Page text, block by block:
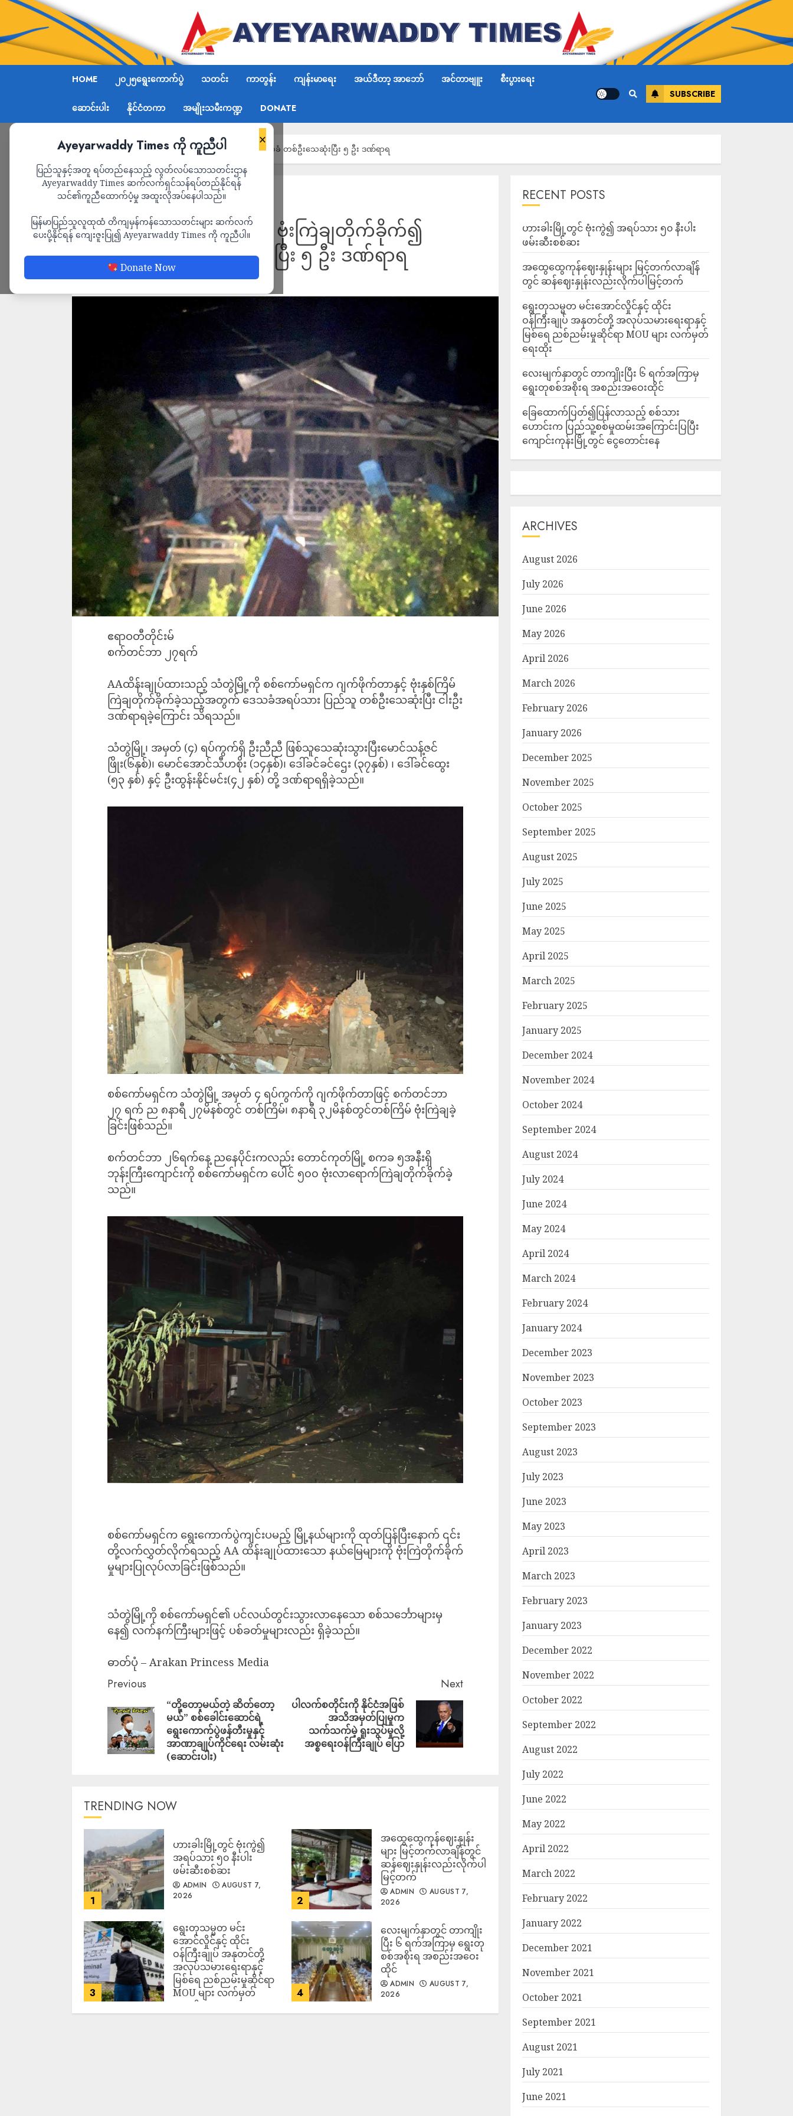
HOME ၂၀၂၅ရွေးကောက်ပွဲ သတင်း ကာတွန်း ကျန်းမာရေး အယ်ဒီတာ့ အာဘော် အင်တာဗျူး စီးပွားရေး
ဆောင်းပါး နိုင်ငံတကာ အမျိုးသမီးကဏ္ဍ DONATE
SUBSCRIBE
×
Ayeyarwaddy Times ကို ကူညီပါ
ပြည်သူနှင့်အတူ ရပ်တည်နေသည့် လွတ်လပ်သောသတင်းဌာန
Ayeyarwaddy Times ဆက်လက်ရှင်သန်ရပ်တည်နိုင်ရန်
သင်၏ကူညီထောက်ပံ့မှု အထူးလိုအပ်နေပါသည်။
မြန်မာပြည်သူလူထုထံ တိကျမှန်ကန်သောသတင်းများ ဆက်လက်
ပေးပို့နိုင်ရန် ကျေးဇူးပြု၍ Ayeyarwaddy Times ကို ကူညီပါ။
Donate Now
Home ‎သံတွဲကို စစ်ကော်မရှင် ဗုံးကြဲချတိုက်ခိုက်၍ ဒေသခံ တစ်ဦးသေဆုံးပြီး ၅ ဦး ဒဏ်ရာရ
သတင်း
‎သံတွဲကို စစ်ကော်မရှင် ဗုံးကြဲချတိုက်ခိုက်၍
ဒေသခံ တစ်ဦးသေဆုံးပြီး ၅ ဦး ဒဏ်ရာရ
ADMIN SEPTEMBER 28, 2025
‎ဧရာဝတီတိုင်းမ်
‎စက်တင်ဘာ ၂၇ရက်
‎AAထိန်းချုပ်ထားသည့် သံတွဲမြို့ကို စစ်ကော်မရှင်က ဂျက်ဖိုက်တာနှင့် ဗုံးနှစ်ကြိမ်
ကြဲချတိုက်ခိုက်ခဲ့သည့်အတွက် ဒေသခံအရပ်သား ပြည်သူ တစ်ဦးသေဆုံးပြီး ငါးဦး
ဒဏ်ရာရခဲ့ကြောင်း သိရသည်။
‎သံတွဲမြို့၊ အမှတ် (၄) ရပ်ကွက်ရှိ ဦးညီညီ ဖြစ်သူသေဆုံးသွားပြီးမောင်သန့်ဇင်
ဖြိုး(၆နှစ်)၊ မောင်အောင်သီဟစိုး (၁၄နှစ်)၊ ဒေါ်ခင်ခင်ဌေး (၃၇နှစ်) ၊ ဒေါ်ခင်ထွေး
(၅၃ နှစ်) နှင့် ဦးထွန်းနိုင်မင်း(၄၂ နှစ်) တို့ ဒဏ်ရာရရှိခဲ့သည်။
‎စစ်ကော်မရှင်က သံတွဲမြို့ အမှတ် ၄ ရပ်ကွက်ကို ဂျက်ဖိုက်တာဖြင့် စက်တင်ဘာ
၂၇ ရက် ည ၈နာရီ ၂၇မိနစ်တွင် တစ်ကြိမ်၊ ၈နာရီ ၃၂မိနစ်တွင်တစ်ကြိမ် ဗုံးကြဲချခဲ့
ခြင်းဖြစ်သည်။
စက်တင်ဘာ ၂၆ရက်နေ့ ညနေပိုင်းကလည်း တောင်ကုတ်မြို့ စကခ ၅အနီးရှိ
ဘုန်းကြီးကျောင်းကို စစ်ကော်မရှင်က ပေါင် ၅၀၀ ဗုံးလာရောက်ကြဲချတိုက်ခိုက်ခဲ့
သည်။
စစ်ကော်မရှင်က ရွေးကောက်ပွဲကျင်းပမည့် မြို့နယ်များကို ထုတ်ပြန်ပြီးနောက် ၎င်း
တို့လက်လွှတ်လိုက်ရသည့် AA ထိန်းချုပ်ထားသော နယ်မြေများကို ဗုံးကြဲတိုက်ခိုက်
မှုများပြုလုပ်လာခြင်းဖြစ်သည်။
သံတွဲမြို့ကို စစ်ကော်မရှင်၏ ပင်လယ်တွင်းသွားလာနေသော စစ်သင်္ဘောများမှ
နေ၍ လက်နက်ကြီးများဖြင့် ပစ်ခတ်မှုများလည်း ရှိခဲ့သည်။
‎ဓာတ်ပုံ – Arakan Princess Media
Previous
“တို့တော့မယ်တဲ့ ဆိတ်တော့
မယ်” စစ်ခေါင်းဆောင်ရဲ့
ရွေးကောက်ပွဲဖန်တီးမှုနှင့်
အာဏာချုပ်ကိုင်ရေး လမ်းဆုံး
(ဆောင်းပါး)
Next
ပါလက်စတိုင်းကို နိုင်ငံအဖြစ်
အသိအမှတ်ပြုမှုက
သက်သက်မဲ့ ရူးသွပ်မှုလို့
အစ္စရေးဝန်ကြီးချုပ် ပြော
TRENDING NOW
1
ဟားခါးမြို့တွင် ဗုံးကွဲ၍
အရပ်သား ၅၀ နီးပါး
ဖမ်းဆီးစစ်ဆး
ADMIN
AUGUST 7,
2026
2
အထွေထွေကုန်ဈေးနှုန်း
များ မြင့်တက်လာချိန်တွင်
ဆန်ဈေးနှုန်းလည်းလိုက်ပါ
မြင့်တက်
ADMIN
AUGUST 7,
2026
3
ရွေးတုသမ္မတ မင်း
အောင်လှိုင်နှင့် ထိုင်း
ဝန်ကြီးချုပ် အနုတင်တို့
အလုပ်သမားရေးရာနှင့်
မြစ်ရေ ညစ်ညမ်းမှုဆိုင်ရာ
MOU များ လက်မှတ်
ရေးထိုး
4
လေးမျက်နှာတွင် တာကျိုး
ပြီး ၆ ရက်အကြာမှ ရွေးတု
စစ်အစိုးရ အစည်းအဝေး
ထိုင်
ADMIN
AUGUST 7,
2026
RECENT POSTS
ဟားခါးမြို့တွင် ဗုံးကွဲ၍ အရပ်သား ၅၀ နီးပါး
ဖမ်းဆီးစစ်ဆး
အထွေထွေကုန်ဈေးနှုန်းများ မြင့်တက်လာချိန်
တွင် ဆန်ဈေးနှုန်းလည်းလိုက်ပါမြင့်တက်
ရွေးတုသမ္မတ မင်းအောင်လှိုင်နှင့် ထိုင်း
ဝန်ကြီးချုပ် အနုတင်တို့ အလုပ်သမားရေးရာနှင့်
မြစ်ရေ ညစ်ညမ်းမှုဆိုင်ရာ MOU များ လက်မှတ်
ရေးထိုး
လေးမျက်နှာတွင် တာကျိုးပြီး ၆ ရက်အကြာမှ
ရွေးတုစစ်အစိုးရ အစည်းအဝေးထိုင်
ခြေထောက်ပြတ်၍ပြန်လာသည့် စစ်သား
ဟောင်းက ပြည်သူ့စစ်မှုထမ်းအကြောင်းပြပြီး
ကျောင်းကုန်းမြို့တွင် ငွေတောင်းနေ
ARCHIVES
August 2026
July 2026
June 2026
May 2026
April 2026
March 2026
February 2026
January 2026
December 2025
November 2025
October 2025
September 2025
August 2025
July 2025
June 2025
May 2025
April 2025
March 2025
February 2025
January 2025
December 2024
November 2024
October 2024
September 2024
August 2024
July 2024
June 2024
May 2024
April 2024
March 2024
February 2024
January 2024
December 2023
November 2023
October 2023
September 2023
August 2023
July 2023
June 2023
May 2023
April 2023
March 2023
February 2023
January 2023
December 2022
November 2022
October 2022
September 2022
August 2022
July 2022
June 2022
May 2022
April 2022
March 2022
February 2022
January 2022
December 2021
November 2021
October 2021
September 2021
August 2021
July 2021
June 2021